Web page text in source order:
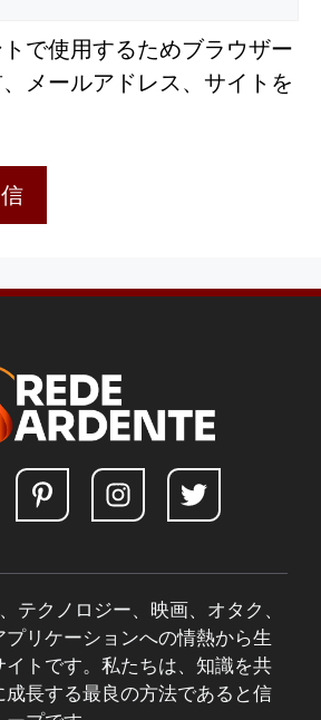
で使用するためブラウザー
メールアドレス、サイトを
テクノロジー、映画、オタク、
リケーションへの情熱から生
イトです。私たちは、知識を共
長する最良の方法であると信